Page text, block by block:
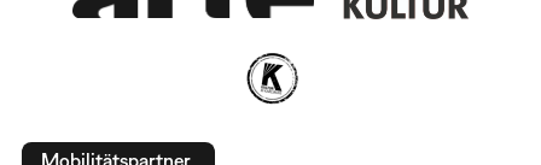
Mobilitätspartner